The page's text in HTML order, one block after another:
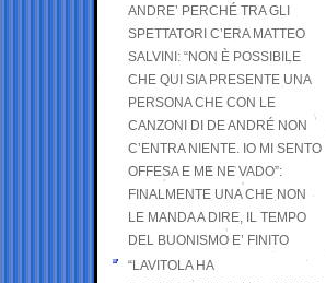
ANDRE’ PERCHÉ TRA GLI
SPETTATORI C’ERA MATTEO
SALVINI: “NON È POSSIBILE
CHE QUI SIA PRESENTE UNA
PERSONA CHE CON LE
CANZONI DI DE ANDRÉ NON
C’ENTRA NIENTE. IO MI SENTO
OFFESA E ME NE VADO”:
FINALMENTE UNA CHE NON
LE MANDA A DIRE, IL TEMPO
DEL BUONISMO E’ FINITO
“LAVITOLA HA